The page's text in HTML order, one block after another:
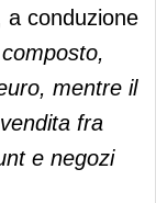
a conduzione
mentre il
fra
e negozi